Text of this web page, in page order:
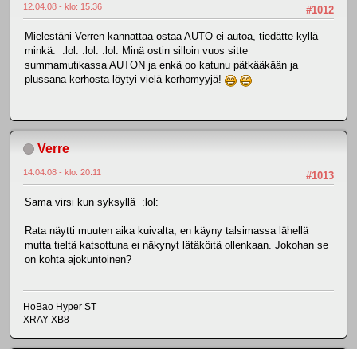
#1012
12.04.08 - klo: 15.36
Mielestäni Verren kannattaa ostaa AUTO ei autoa, tiedätte kyllä
minkä. :lol: :lol: :lol: Minä ostin silloin vuos sitte
summamutikassa AUTON ja enkä oo katunu pätkääkään ja
plussana kerhosta löytyi vielä kerhomyyjä!
Verre
#1013
14.04.08 - klo: 20.11
Sama virsi kun syksyllä :lol:
Rata näytti muuten aika kuivalta, en käyny talsimassa lähellä
mutta tieltä katsottuna ei näkynyt lätäköitä ollenkaan. Jokohan se
on kohta ajokuntoinen?
HoBao Hyper ST
XRAY XB8